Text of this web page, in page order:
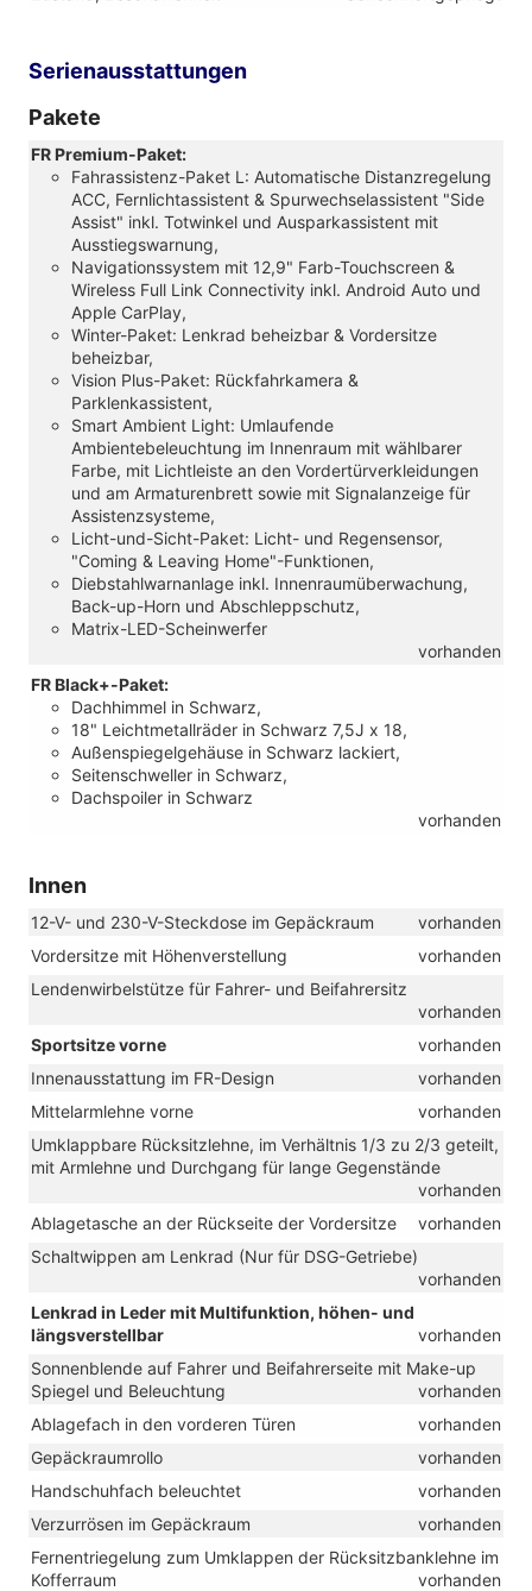
Serienausstattungen
Pakete
FR Premium-Paket:
Fahrassistenz-Paket L: Automatische Distanzregelung
ACC, Fernlichtassistent & Spurwechselassistent "Side
Assist" inkl. Totwinkel und Ausparkassistent mit
Ausstiegswarnung,
Navigationssystem mit 12,9" Farb-Touchscreen &
Wireless Full Link Connectivity inkl. Android Auto und
Apple CarPlay,
Winter-Paket: Lenkrad beheizbar & Vordersitze
beheizbar,
Vision Plus-Paket: Rückfahrkamera &
Parklenkassistent,
Smart Ambient Light: Umlaufende
Ambientebeleuchtung im Innenraum mit wählbarer
Farbe, mit Lichtleiste an den Vordertürverkleidungen
und am Armaturenbrett sowie mit Signalanzeige für
Assistenzsysteme,
Licht-und-Sicht-Paket: Licht- und Regensensor,
"Coming & Leaving Home"-Funktionen,
Diebstahlwarnanlage inkl. Innenraumüberwachung,
Back-up-Horn und Abschleppschutz,
Matrix-LED-Scheinwerfer
vorhanden
FR Black+-Paket:
Dachhimmel in Schwarz,
18" Leichtmetallräder in Schwarz 7,5J x 18,
Außenspiegelgehäuse in Schwarz lackiert,
Seitenschweller in Schwarz,
Dachspoiler in Schwarz
vorhanden
Innen
12-V- und 230-V-Steckdose im Gepäckraum
vorhanden
Vordersitze mit Höhenverstellung
vorhanden
Lendenwirbelstütze für Fahrer- und Beifahrersitz
vorhanden
Sportsitze vorne
vorhanden
Innenausstattung im FR-Design
vorhanden
Mittelarmlehne vorne
vorhanden
Umklappbare Rücksitzlehne, im Verhältnis 1/3 zu 2/3 geteilt,
mit Armlehne und Durchgang für lange Gegenstände
vorhanden
Ablagetasche an der Rückseite der Vordersitze
vorhanden
Schaltwippen am Lenkrad (Nur für DSG-Getriebe)
vorhanden
Lenkrad in Leder mit Multifunktion, höhen- und
längsverstellbar
vorhanden
Sonnenblende auf Fahrer und Beifahrerseite mit Make-up
Spiegel und Beleuchtung
vorhanden
Ablagefach in den vorderen Türen
vorhanden
Gepäckraumrollo
vorhanden
Handschuhfach beleuchtet
vorhanden
Verzurrösen im Gepäckraum
vorhanden
Fernentriegelung zum Umklappen der Rücksitzbanklehne im
Kofferraum
vorhanden